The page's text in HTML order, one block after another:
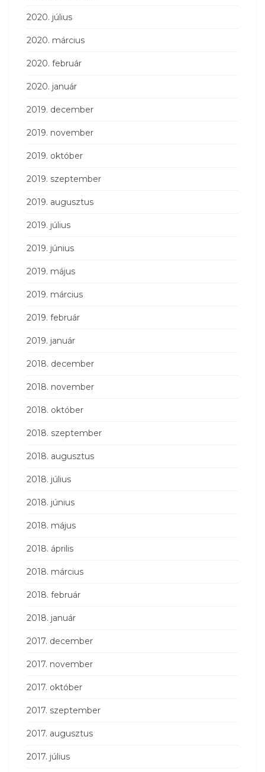
2020. július
2020. március
2020. február
2020. január
2019. december
2019. november
2019. október
2019. szeptember
2019. augusztus
2019. július
2019. június
2019. május
2019. március
2019. február
2019. január
2018. december
2018. november
2018. október
2018. szeptember
2018. augusztus
2018. július
2018. június
2018. május
2018. április
2018. március
2018. február
2018. január
2017. december
2017. november
2017. október
2017. szeptember
2017. augusztus
2017. július